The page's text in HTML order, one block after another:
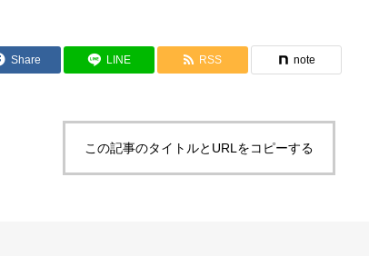
Share LINE RSS note
この記事のタイトルとURLをコピーする